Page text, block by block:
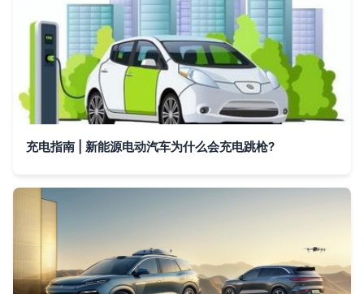
充电指南 | 新能源电动汽车为什么会充电跳枪?